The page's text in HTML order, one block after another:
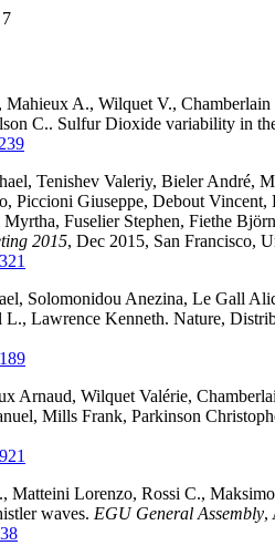
, Mahieux A., Wilquet V., Chamberlain
C.. Sulfur Dioxide variability in
, Tenishev Valeriy, Bieler André,
, Piccioni Giuseppe, Debout Vincent,
Myrtha, Fuselier Stephen, Fiethe Björn
2015, Dec 2015, San Francisco,
, Solomonidou Anezina, Le Gall
L., Lawrence Kenneth. Nature,
Arnaud, Wilquet Valérie,
, Mills Frank, Parkinson
, Matteini Lorenzo, Rossi C.,
waves. EGU General Assembly,